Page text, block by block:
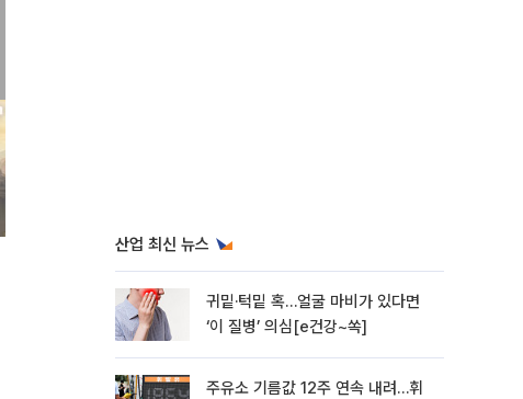
산업 최신 뉴스
귀밑·턱밑 혹…얼굴 마비가 있다면
‘이 질병’ 의심[e건강~쏙]
주유소 기름값 12주 연속 내려…휘